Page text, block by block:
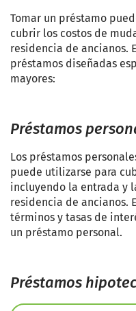
Tomar un préstamo
cubrir los costos de
residencia de ancianos.
préstamos diseñadas
mayores:
Préstamos
Los préstamos
puede utilizarse para
incluyendo la entrada y
residencia de ancianos.
términos y tasas de
un préstamo personal.
Préstamos